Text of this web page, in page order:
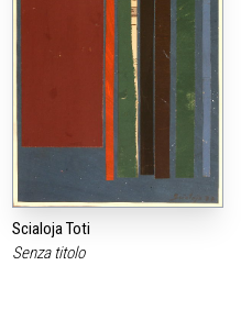
Scialoja Toti
Senza titolo